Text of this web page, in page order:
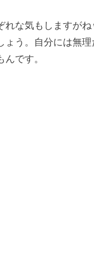
な気もしますが
う。自分には無
です。